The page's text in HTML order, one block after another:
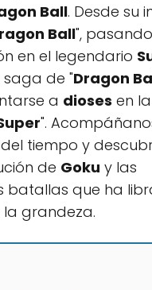
Ball. Desde su
Ball",
en el legendario
saga de "Dragon
a dioses en
".
tiempo y
de Goku y las
batallas que ha
grandeza.